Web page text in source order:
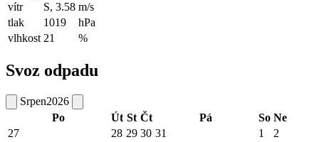
vítr
S, 3.58 m/s
tlak
1019
hPa
vlhkost 21 %
Svoz odpadu
Srpen2026
Po
Út St Čt Pá So Ne
27
28 29 30 31 1 2